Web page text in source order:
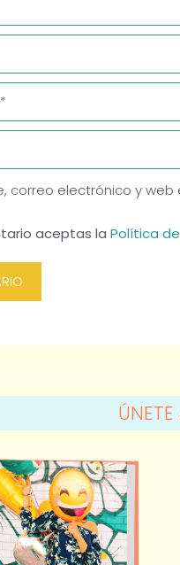
correo electrónico y
aceptas la Política